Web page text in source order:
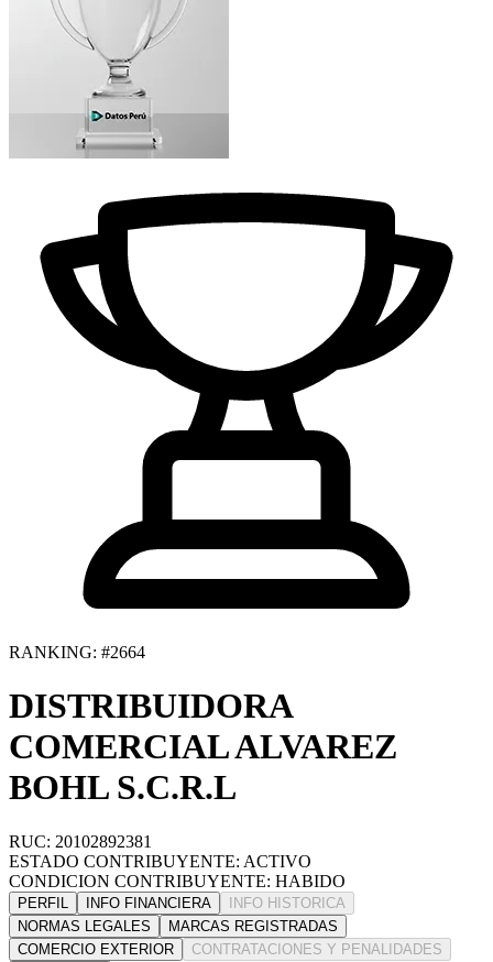
RANKING: #2664
DISTRIBUIDORA
COMERCIAL ALVAREZ
BOHL S.C.R.L
RUC: 20102892381
ESTADO CONTRIBUYENTE: ACTIVO
CONDICION CONTRIBUYENTE: HABIDO
PERFIL INFO FINANCIERA
INFO HISTORICA
NORMAS LEGALES
MARCAS REGISTRADAS
COMERCIO EXTERIOR
CONTRATACIONES Y PENALIDADES